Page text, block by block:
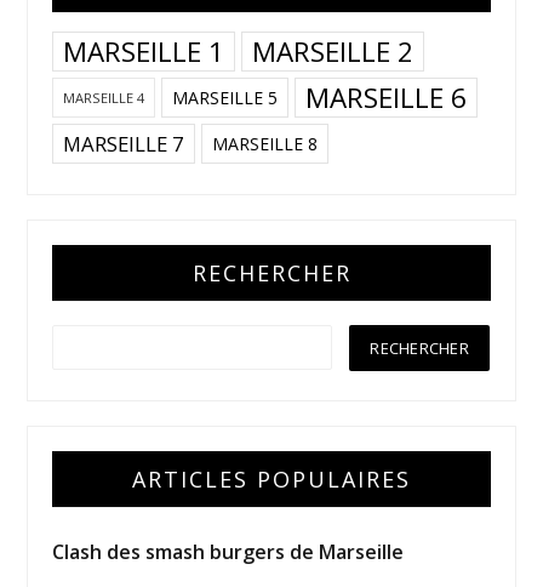
MARSEILLE 1 MARSEILLE 2
MARSEILLE 4 MARSEILLE 5 MARSEILLE 6
MARSEILLE 7 MARSEILLE 8
RECHERCHER
ARTICLES POPULAIRES
Clash des smash burgers de Marseille